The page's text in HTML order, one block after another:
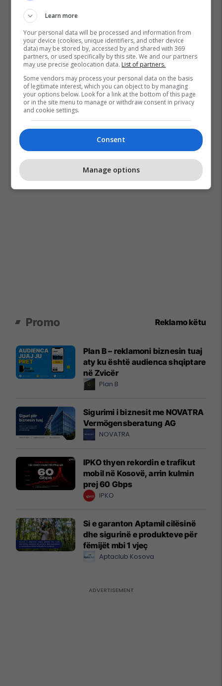
Promo Reklamo këtu
Plan B – reklamoni biznesin tuaj
aty ku është audienca shqiptare
në Zvicër
Plan B
Sigurimi i biznesit me NOVATRA
Vermögensberatung AG
NOVATRA
IPKO thyen rekordin e trafikut
mobil në Kosovë, arrin kulmin
prej 60 Gbps
IPKO
Si e garanton Aptamil cilësinë
dhe sigurinë e produkteve për
fëmijët mbi 1 vjeç
Aptaclub Kosova
Learn more
Your personal data will be processed and information from
your device (cookies, unique identifiers, and other device
data) may be stored by, accessed by and shared with 369
partners, or used specifically by this site. We and our partners
may use precise geolocation data. List of partners.
Some vendors may process your personal data on the basis
of legitimate interest, which you can object to by managing
your options below. Look for a link at the bottom of this page
or in the site menu to manage or withdraw consent in privacy
and cookie settings.
Consent
Manage options